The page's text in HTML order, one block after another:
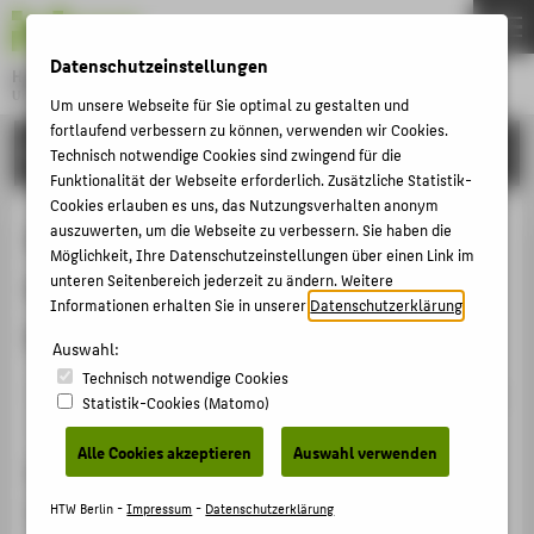
Hochschule für Technik und Wirtschaft Berlin
University of Applied Sciences
Menu
FORSCHUNG
Smart clothes and digitalization in
the laundry care process in
households
Veranstaltungsbeitrag › Sonstiger Veranstaltungsbeitrag
› 2018
Veranstaltung
Next Tex E-Textiles, Biotech, Advanced Manufacturing
THEMEN
HOCHSCHULE
CAMPUS
STUDIUM
LEHRE
KARRIERE
INTERNATIONAL
INFORMATIONEN FÜR
Datenschutzeinstellungen
Um unsere Webseite für Sie optimal zu gestalten und
fortlaufend verbessern zu können, verwenden wir Cookies.
Technisch notwendige Cookies sind zwingend für die
Funktionalität der Webseite erforderlich. Zusätzliche Statistik-
Cookies erlauben es uns, das Nutzungsverhalten anonym
auszuwerten, um die Webseite zu verbessern. Sie haben die
Möglichkeit, Ihre Datenschutzeinstellungen über einen Link im
unteren Seitenbereich jederzeit zu ändern. Weitere
Informationen erhalten Sie in unsererDatenschutzerklärung
Auswahl:
Technisch notwendige Cookies
Statistik-Cookies (Matomo)
Alle Cookies akzeptieren Auswahl verwenden
HTW Berlin -Impressum- Datenschutzerklärung